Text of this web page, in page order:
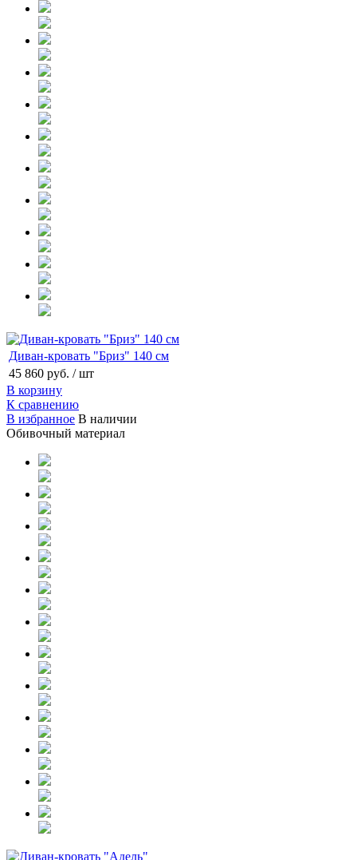
Диван-кровать "Бриз" 140 см
45 860 руб. / шт
В корзину
К сравнению
В избранное В наличии
Обивочный материал